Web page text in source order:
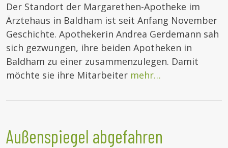
Der Standort der Margarethen-Apotheke im
Ärztehaus in Baldham ist seit Anfang November
Geschichte. Apothekerin Andrea Gerdemann sah
sich gezwungen, ihre beiden Apotheken in
Baldham zu einer zusammenzulegen. Damit
möchte sie ihre Mitarbeiter mehr…
Außenspiegel abgefahren